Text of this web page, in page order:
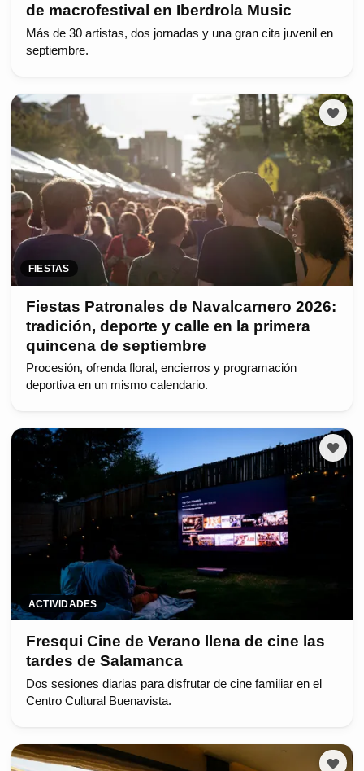
de macrofestival en Iberdrola Music
Más de 30 artistas, dos jornadas y una gran cita juvenil en
septiembre.
FIESTAS
Fiestas Patronales de Navalcarnero 2026:
tradición, deporte y calle en la primera
quincena de septiembre
Procesión, ofrenda floral, encierros y programación
deportiva en un mismo calendario.
ACTIVIDADES
Fresqui Cine de Verano llena de cine las
tardes de Salamanca
Dos sesiones diarias para disfrutar de cine familiar en el
Centro Cultural Buenavista.